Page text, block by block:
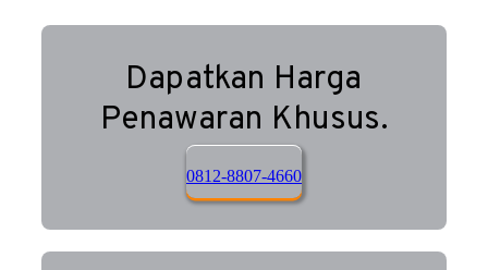
Dapatkan Harga
Penawaran Khusus.
0812-8807-4660